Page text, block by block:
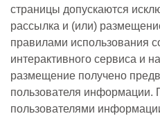
страницы допускаются
рассылка и (или)
правилами использования
интерактивного сервиса и
размещение получено
пользователя информации.
пользователями